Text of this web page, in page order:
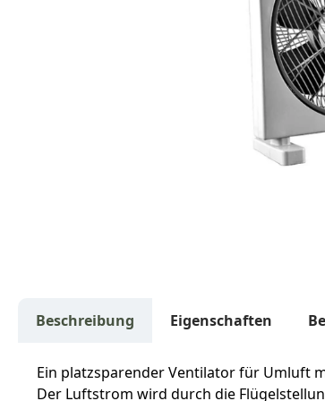
Beschreibung Eigenschaften
Ein platzsparender Ventilator für Umluft
Der Luftstrom wird durch die